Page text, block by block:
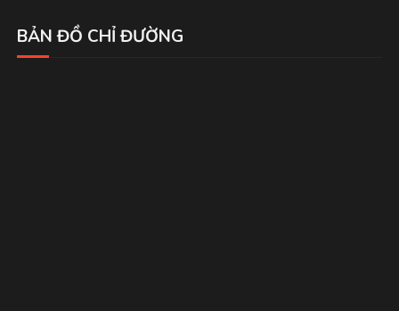
BẢN ĐỒ CHỈ ĐƯỜNG